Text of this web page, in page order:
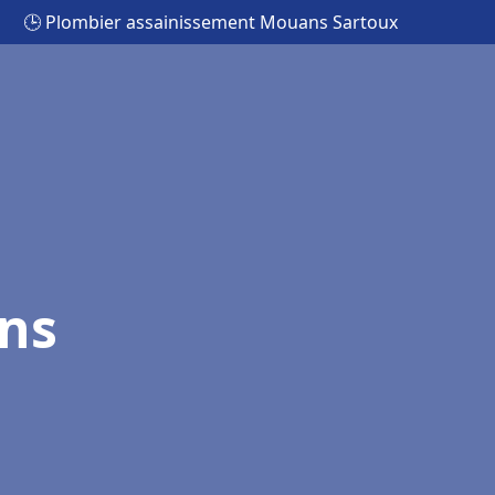
🕒 Plombier assainissement Mouans Sartoux